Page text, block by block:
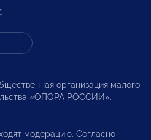
организация малого
«ОПОРА РОССИИ».
модерацию. Согласно